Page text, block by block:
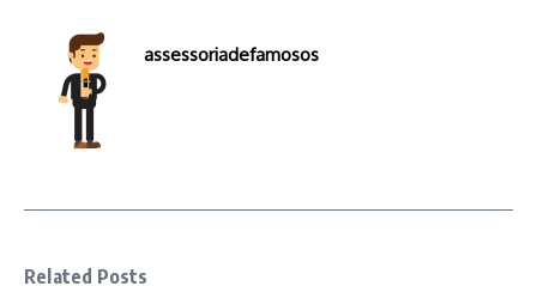
assessoriadefamosos
Related Posts